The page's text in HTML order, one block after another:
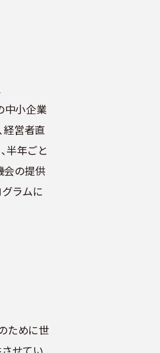
中小企業
経営者直
半年ごと
会の提供
ラムに
ために世
せてい